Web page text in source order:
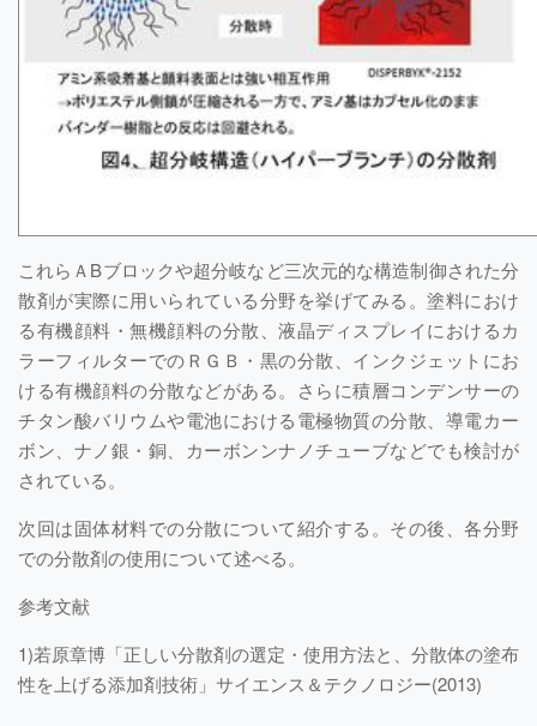
これらＡBブロックや超分岐など三次元的な構造制御された分
散剤が実際に用いられている分野を挙げてみる。塗料におけ
る有機顔料・無機顔料の分散、液晶ディスプレイにおけるカ
ラーフィルターでのＲＧＢ・黒の分散、インクジェットにお
ける有機顔料の分散などがある。さらに積層コンデンサーの
チタン酸バリウムや電池における電極物質の分散、導電カー
ボン、ナノ銀・銅、カーボンンナノチューブなどでも検討が
されている。
次回は固体材料での分散について紹介する。その後、各分野
での分散剤の使用について述べる。
参考文献
1)若原章博「正しい分散剤の選定・使用方法と、分散体の塗布
性を上げる添加剤技術」サイエンス＆テクノロジー(2013)